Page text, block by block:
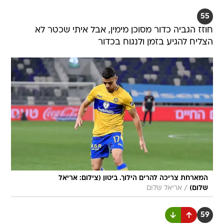
55
חוזז הגביה כדור מסוכן מימין, אבל איתי שכטר לא
הצליח להגיע בזמן ולנגוח בכדור
המארחת צריכה להרים הילוך. ביטון (צילום: אריאל
שלום) / אריאל שלום
59